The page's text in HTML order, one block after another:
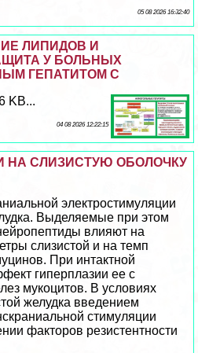
05 08 2026 16:32:40
ЛИПИДОВ И
У БОЛЬНЫХ
ГЕПАТИТОМ С
KB...
04 08 2026 12:22:15
НА СЛИЗИСТУЮ ОБОЛОЧКУ
электростимуляции
Выделяемые при этом
влияют на
слизистой и на темп
При интактной
гиперплазии ее с
мукоцитов. В условиях
желудка введением
стимуляции
факторов резистентности